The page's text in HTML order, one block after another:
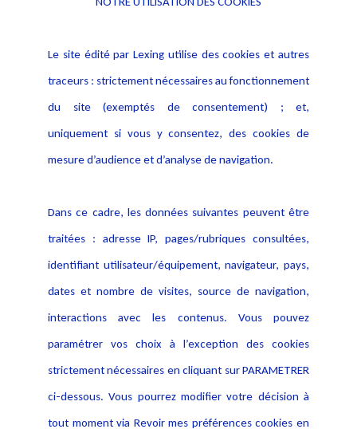
Alerte professionnelle
Déclaration d'accessibilité
Notice Légale
Politique de protection des
données
Publications
Le site édité par Lexing utilise des cookies et autres
traceurs : strictement nécessaires au fonctionnement
du site (exemptés de consentement) ; et,
uniquement si vous y consentez, des cookies de
mesure d’audience et d’analyse de navigation.
Dans ce cadre, les données suivantes peuvent être
traitées : adresse IP, pages/rubriques consultées,
identifiant utilisateur/équipement, navigateur, pays,
dates et nombre de visites, source de navigation,
interactions avec les contenus. Vous pouvez
paramétrer vos choix à l’exception des cookies
strictement nécessaires en cliquant sur PARAMETRER
ci-dessous. Vous pourrez modifier votre décision à
tout moment via Revoir mes préférences cookies en